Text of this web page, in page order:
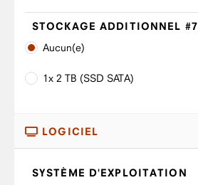
STOCKAGE ADDITIONNEL #7
Aucun(e)
1x 2 TB (SSD SATA)
LOGICIEL
SYSTÈME D'EXPLOITATION